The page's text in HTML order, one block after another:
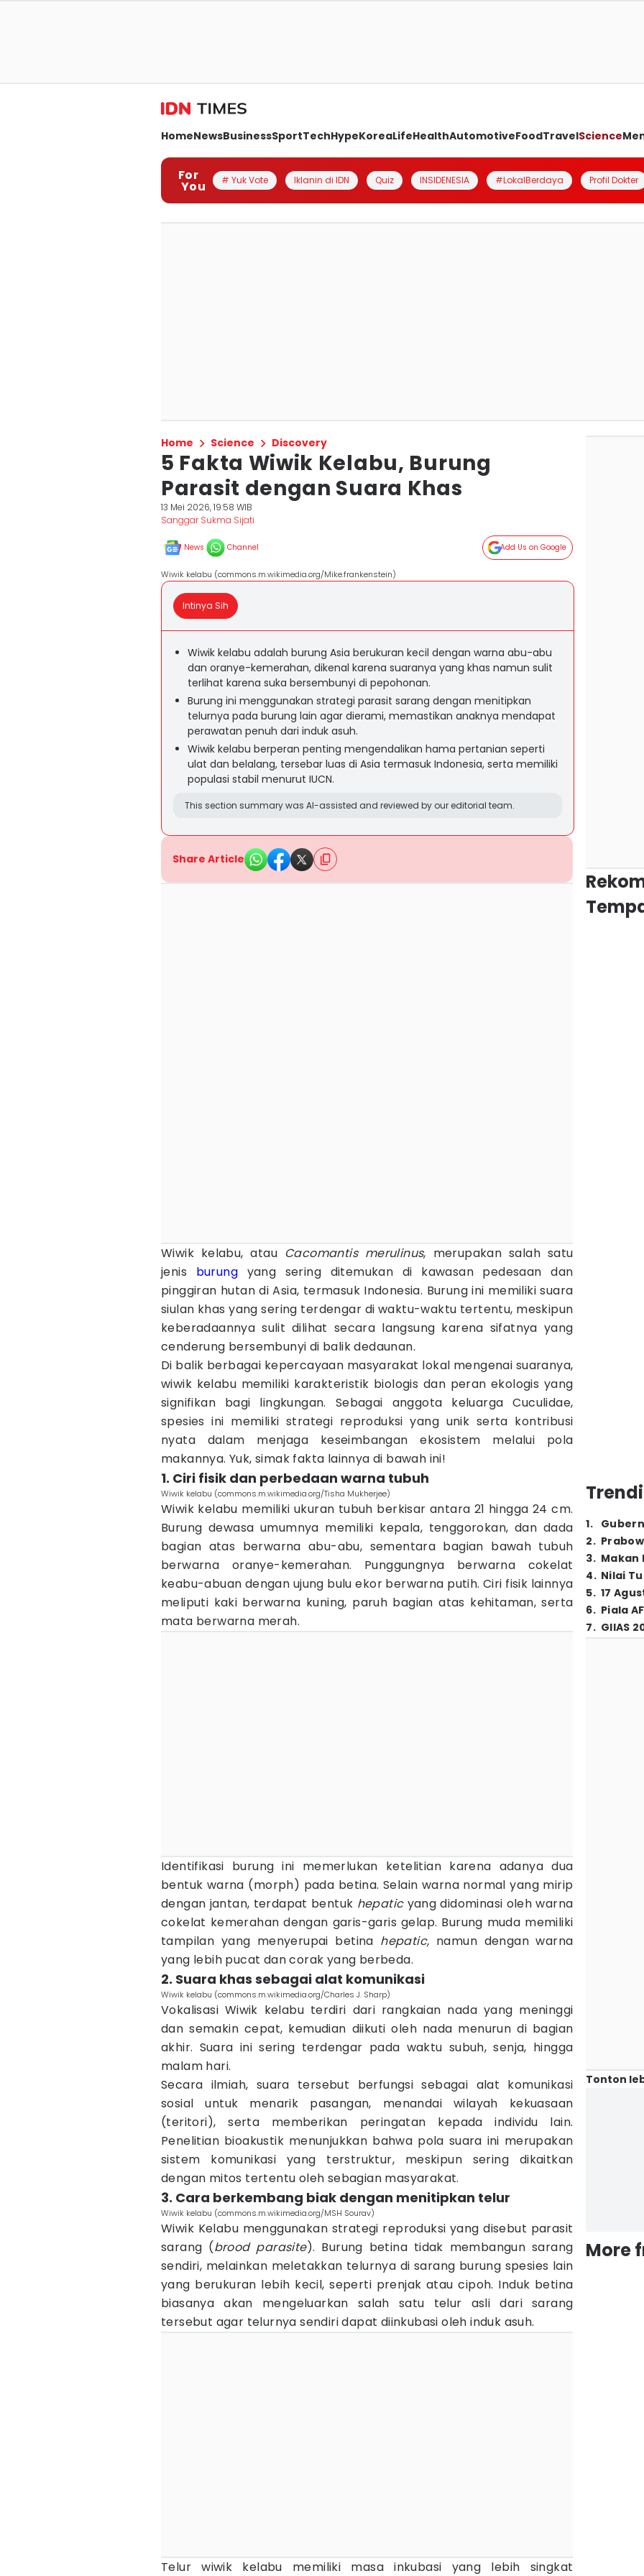
HomeNewsBusinessSportTechHypeKoreaLifeHealthAutomotiveFoodTravelScience
For
You # Yuk Vote Iklanin di IDN Quiz INSIDENESIA #LokalBerdaya Profil Dokter
Home Science Discovery
5 Fakta Wiwik Kelabu, Burung
Parasit dengan Suara Khas
13 Mei 2026, 19:58 WIB
Sanggar Sukma Sijati
News Channel Add Us on Google
Wiwik kelabu (commons.m.wikimedia.org/Mike.frankenstein)
Intinya Sih
Wiwik kelabu adalah burung Asia berukuran kecil dengan warna abu-abu
dan oranye-kemerahan, dikenal karena suaranya yang khas namun sulit
terlihat karena suka bersembunyi di pepohonan.
Burung ini menggunakan strategi parasit sarang dengan menitipkan
telurnya pada burung lain agar dierami, memastikan anaknya mendapat
perawatan penuh dari induk asuh.
Wiwik kelabu berperan penting mengendalikan hama pertanian seperti
ulat dan belalang, tersebar luas di Asia termasuk Indonesia, serta memiliki
populasi stabil menurut IUCN.
This section summary was AI-assisted and reviewed by our editorial team.
Share Article
Wiwik kelabu, atau Cacomantis merulinus, merupakan salah satu
jenis burungyang sering ditemukan di kawasan pedesaan dan
pinggiran hutan di Asia, termasuk Indonesia. Burung ini memiliki suara
siulan khas yang sering terdengar di waktu-waktu tertentu, meskipun
keberadaannya sulit dilihat secara langsung karena sifatnya yang
cenderung bersembunyi di balik dedaunan.
Di balik berbagai kepercayaan masyarakat lokal mengenai suaranya,
wiwik kelabu memiliki karakteristik biologis dan peran ekologis yang
signifikan bagi lingkungan. Sebagai anggota keluarga Cuculidae,
spesies ini memiliki strategi reproduksi yang unik serta kontribusi
nyata dalam menjaga keseimbangan ekosistem melalui pola
makannya. Yuk, simak fakta lainnya di bawah ini!
1. Ciri fisik dan perbedaan warna tubuh
Wiwik kelabu (commons.m.wikimedia.org/Tisha Mukherjee)
Wiwik kelabu memiliki ukuran tubuh berkisar antara 21 hingga 24 cm.
Burung dewasa umumnya memiliki kepala, tenggorokan, dan dada
bagian atas berwarna abu-abu, sementara bagian bawah tubuh
berwarna oranye-kemerahan. Punggungnya berwarna cokelat
keabu-abuan dengan ujung bulu ekor berwarna putih. Ciri fisik lainnya
meliputi kaki berwarna kuning, paruh bagian atas kehitaman, serta
mata berwarna merah.
Identifikasi burung ini memerlukan ketelitian karena adanya dua
bentuk warna (morph) pada betina. Selain warna normal yang mirip
dengan jantan, terdapat bentuk hepaticyang didominasi oleh warna
cokelat kemerahan dengan garis-garis gelap. Burung muda memiliki
tampilan yang menyerupai betina hepatic, namun dengan warna
yang lebih pucat dan corak yang berbeda.
2. Suara khas sebagai alat komunikasi
Wiwik kelabu (commons.m.wikimedia.org/Charles J. Sharp)
Vokalisasi Wiwik kelabu terdiri dari rangkaian nada yang meninggi
dan semakin cepat, kemudian diikuti oleh nada menurun di bagian
akhir. Suara ini sering terdengar pada waktu subuh, senja, hingga
malam hari.
Secara ilmiah, suara tersebut berfungsi sebagai alat komunikasi
sosial untuk menarik pasangan, menandai wilayah kekuasaan
(teritori), serta memberikan peringatan kepada individu lain.
Penelitian bioakustik menunjukkan bahwa pola suara ini merupakan
sistem komunikasi yang terstruktur, meskipun sering dikaitkan
dengan mitos tertentu oleh sebagian masyarakat.
3. Cara berkembang biak dengan menitipkan telur
Wiwik kelabu (commons.m.wikimedia.org/MSH Sourav)
Wiwik Kelabu menggunakan strategi reproduksi yang disebut parasit
sarang (brood parasite). Burung betina tidak membangun sarang
sendiri, melainkan meletakkan telurnya di sarang burung spesies lain
yang berukuran lebih kecil, seperti prenjak atau cipoh. Induk betina
biasanya akan mengeluarkan salah satu telur asli dari sarang
tersebut agar telurnya sendiri dapat diinkubasi oleh induk asuh.
Telur wiwik kelabu memiliki masa inkubasi yang lebih singkat
1.
2.
3. Makan
4. Nilai
5. 17
6. Piala
7. GIIAS
Tonton
More